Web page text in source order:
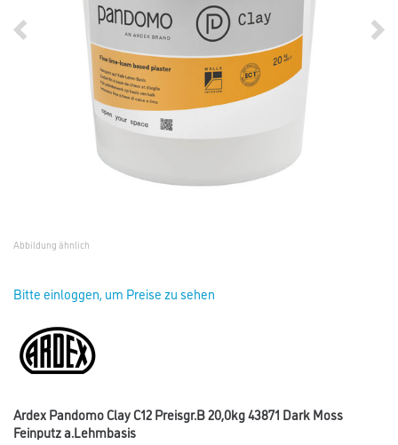
Abbildung ähnlich
Bitte einloggen, um Preise zu sehen
Ardex Pandomo Clay C12 Preisgr.B 20,0kg 43871 Dark Moss
Feinputz a.Lehmbasis